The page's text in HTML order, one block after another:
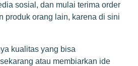
sosial, dan mulai terima order
produk orang lain, karena di sini
kualitas yang bisa
atau membiarkan ide